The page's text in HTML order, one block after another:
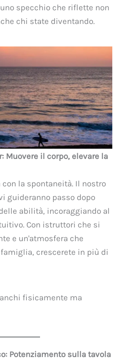
specchio che riflette non
chi state diventando.
Muovere il corpo, elevare la
la spontaneità. Il nostro
guideranno passo dopo
abilità, incoraggiando al
Con istruttori che si
e un'atmosfera che
crescerete in più di
fisicamente ma
Potenziamento sulla tavola